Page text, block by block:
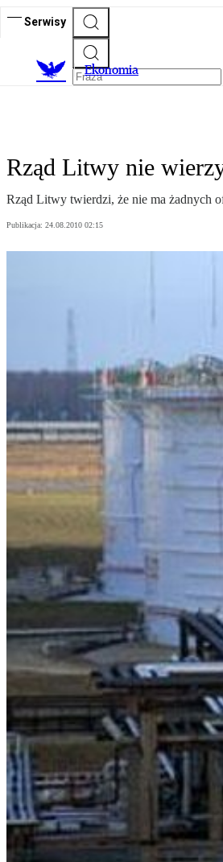
Serwisy
Ekonomia
Rząd Litwy nie
Rząd Litwy twierdzi, że nie ma żadnych
Publikacja: 24.08.2010 02:15